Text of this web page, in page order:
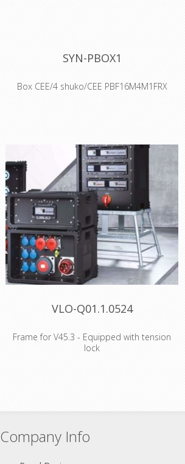
SYN-PBOX1
Box CEE/4 shuko/CEE PBF16M4M1FRX
VLO-Q01.1.0524
Frame for V45.3 - Equipped with tension
lock
Input 1x Harting Han 16 Male inbouw
Loop 1x Harting Han 16 Female Inbouw
Company Info